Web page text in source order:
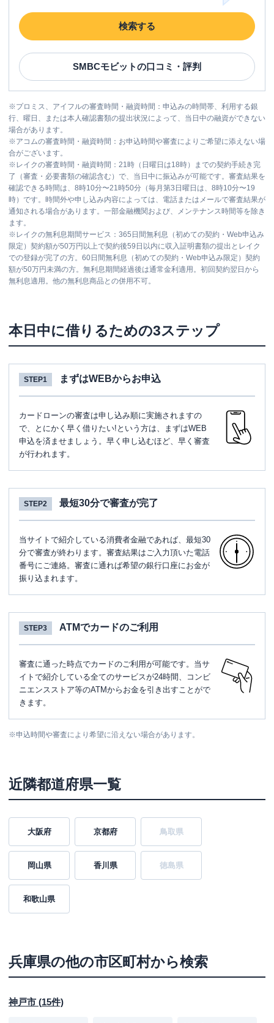
検索する
SMBCモビットの口コミ・評判
※プロミス、アイフルの審査時間・融資時間：申込みの時間帯、利用する銀
行、曜日、または本人確認書類の提出状況によって、当日中の融資ができない
場合があります。
※アコムの審査時間・融資時間：お申込時間や審査によりご希望に添えない場
合がございます。
※ レイクの審査時間・融資時間：21時（日曜日は18時）までの契約手続き完
了（審査・必要書類の確認含む）で、当日中に振込みが可能です。審査結果を
確認できる時間は、8時10分〜21時50分（毎月第3日曜日は、8時10分〜19
時）です。時間外や申し込み内容によっては、電話またはメールで審査結果が
通知される場合があります。一部金融機関および、メンテナンス時間等を除き
ます。
※ レイクの無利息期間サービス：365日間無利息（初めての契約・Web申込み
限定）契約額が50万円以上で契約後59日以内に収入証明書類の提出とレイク
での登録が完了の方。60日間無利息（初めての契約・Web申込み限定）契約
額が50万円未満の方。無利息期間経過後は通常金利適用。初回契約翌日から
無利息適用。他の無利息商品との併用不可。
本日中に借りるための3ステップ
STEP1 まずはWEBからお申込
カードローンの審査は申し込み順に実施されますの
で、とにかく早く借りたい!という方は、まずはWEB
申込を済ませましょう。早く申し込むほど、早く審査
が行われます。
STEP2 最短30分で審査が完了
当サイトで紹介している消費者金融であれば、最短30
分で審査が終わります。審査結果はご入力頂いた電話
番号にご連絡。審査に通れば希望の銀行口座にお金が
振り込まれます。
STEP3 ATMでカードのご利用
審査に通った時点でカードのご利用が可能です。当サ
イトで紹介している全てのサービスが24時間、コンビ
ニエンスストア等のATMからお金を引き出すことがで
きます。
※申込時間や審査により希望に沿えない場合があります。
近隣都道府県一覧
大阪府 京都府 鳥取県
岡山県 香川県 徳島県
和歌山県
兵庫県の他の市区町村から検索
神戸市 (15件)